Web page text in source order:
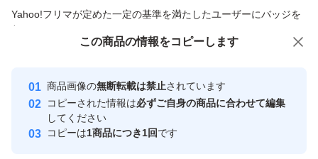
Yahoo!フリマが定めた一定の基準を満たしたユーザーにバッジを
付与しています
安心取引出品者
心・安全なユーザーです
取引実績
この商品の情報をコピーします
商品画像の無断転載は禁止されています
コピーされた情報は必ずご自身の商品に合わせて編集
してください
コピーは1商品につき1回です
この商品をみている人にオススメ